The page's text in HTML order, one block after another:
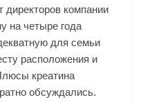
директоров компании
на четыре года
для семьи
расположения и
креатина
обсуждались.